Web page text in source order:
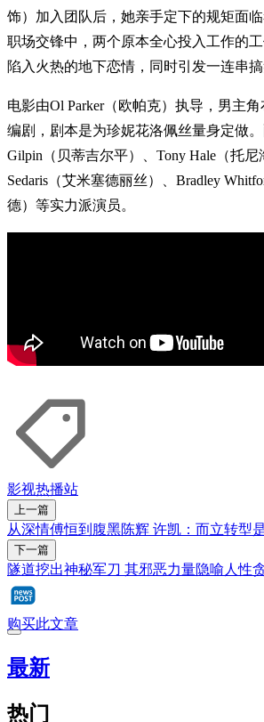
饰）加入团队后，她亲手定下的规矩面
职场交锋中，两个原本全心投入工作的
陷入火热的地下恋情，同时引发一连串搞
电影由Ol Parker（欧帕克）执导，男主
编剧，剧本是为珍妮花洛佩丝量身定做
Gilpin（贝蒂吉尔平）、Tony Hale（托
Sedaris（艾米塞德丽丝）、Bradley
德）等实力派演员。
影视热播站
上一篇
从深情傅恒到腹黑陈辉 许凯：而立转型
下一篇
隧道挖出神秘军刀 其邪恶力量隐喻人性
购买此文章
最新
热门